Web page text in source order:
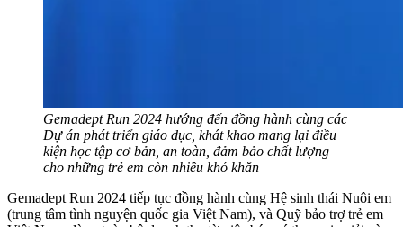
Gemadept Run 2024 hướng đến đồng hành cùng các
Dự án phát triển giáo dục, khát khao mang lại điều
kiện học tập cơ bản, an toàn, đảm bảo chất lượng –
cho những trẻ em còn nhiều khó khăn
Gemadept Run 2024 tiếp tục đồng hành cùng Hệ sinh thái Nuôi em
(trung tâm tình nguyện quốc gia Việt Nam), và Quỹ bảo trợ trẻ em